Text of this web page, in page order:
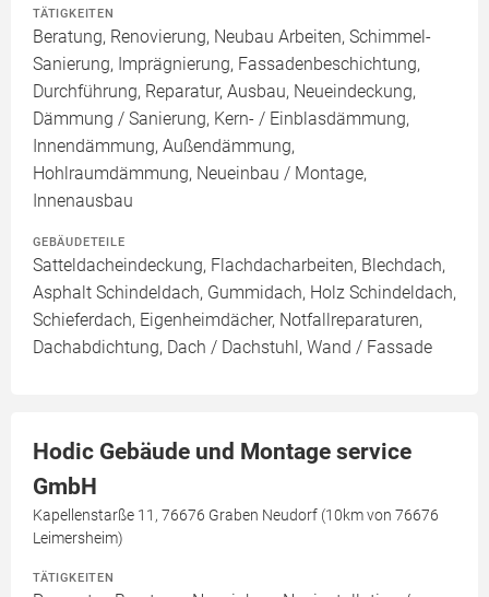
TÄTIGKEITEN
Beratung, Renovierung, Neubau Arbeiten, Schimmel-
Sanierung, Imprägnierung, Fassadenbeschichtung,
Durchführung, Reparatur, Ausbau, Neueindeckung,
Dämmung / Sanierung, Kern- / Einblasdämmung,
Innendämmung, Außendämmung,
Hohlraumdämmung, Neueinbau / Montage,
Innenausbau
GEBÄUDETEILE
Satteldacheindeckung, Flachdacharbeiten, Blechdach,
Asphalt Schindeldach, Gummidach, Holz Schindeldach,
Schieferdach, Eigenheimdächer, Notfallreparaturen,
Dachabdichtung, Dach / Dachstuhl, Wand / Fassade
Hodic Gebäude und Montage service
GmbH
Kapellenstarße 11, 76676 Graben Neudorf (10km von 76676
Leimersheim)
TÄTIGKEITEN